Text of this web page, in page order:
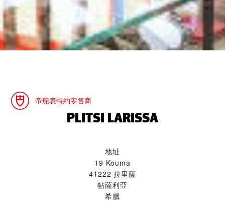
帝舵表特約零售商
‭PLITSI LARISSA‬
地址
19 Kouma
41222 拉里薩
帖薩利亞
希臘